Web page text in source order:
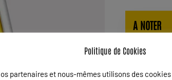
A NOTER
Cette fiche
Pour toute
Politique de Cookies
partenaires et nous-mêmes utilisons des